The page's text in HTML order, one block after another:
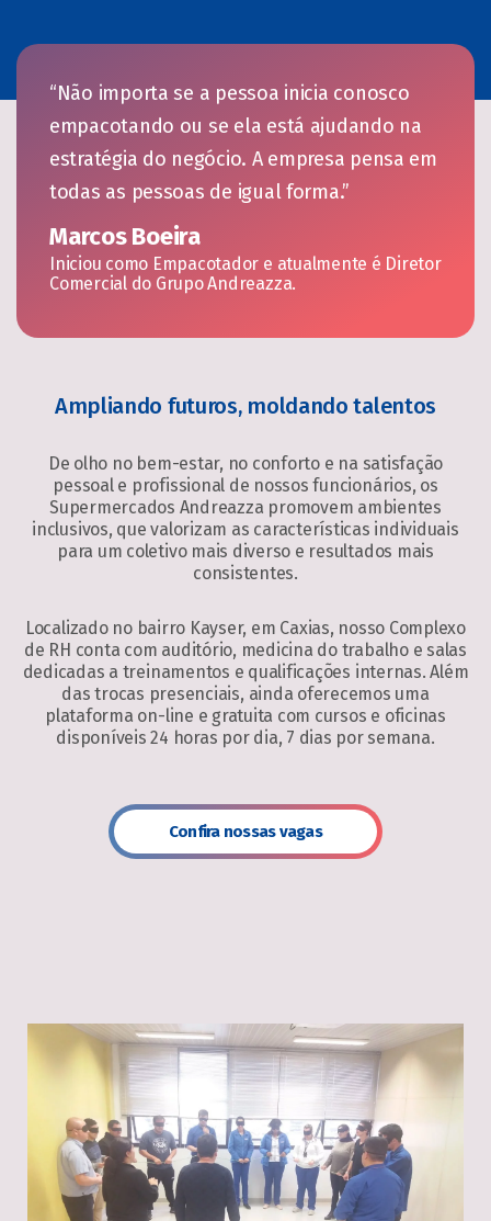
“Não importa se a pessoa inicia conosco
empacotando ou se ela está ajudando na
estratégia do negócio. A empresa pensa em
todas as pessoas de igual forma.”
Marcos Boeira
Iniciou como Empacotador e atualmente é Diretor
Comercial do Grupo Andreazza.
Ampliando futuros, moldando talentos
De olho no bem-estar, no conforto e na satisfação
pessoal e profissional de nossos funcionários, os
Supermercados Andreazza promovem ambientes
inclusivos, que valorizam as características individuais
para um coletivo mais diverso e resultados mais
consistentes.
Localizado no bairro Kayser, em Caxias, nosso Complexo
de RH conta com auditório, medicina do trabalho e salas
dedicadas a treinamentos e qualificações internas. Além
das trocas presenciais, ainda oferecemos uma
plataforma on-line e gratuita com cursos e oficinas
disponíveis 24 horas por dia, 7 dias por semana.
Confira nossas vagas